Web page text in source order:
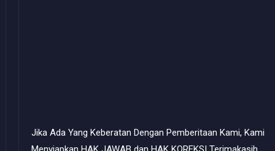
Jika Ada Yang Keberatan Dengan Pemberitaan Kami, Kami